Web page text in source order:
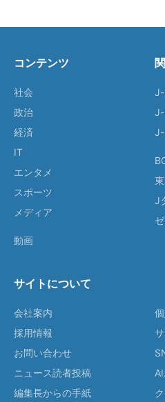
コンテンツ
社会
政治
経済
IT
エンタメ
スポーツ
メディア
動画
J-
J-
J-
J
サイトについて
会社案内
採用情報
お問い合わせ
ニュース読者投稿
編集長からの手紙